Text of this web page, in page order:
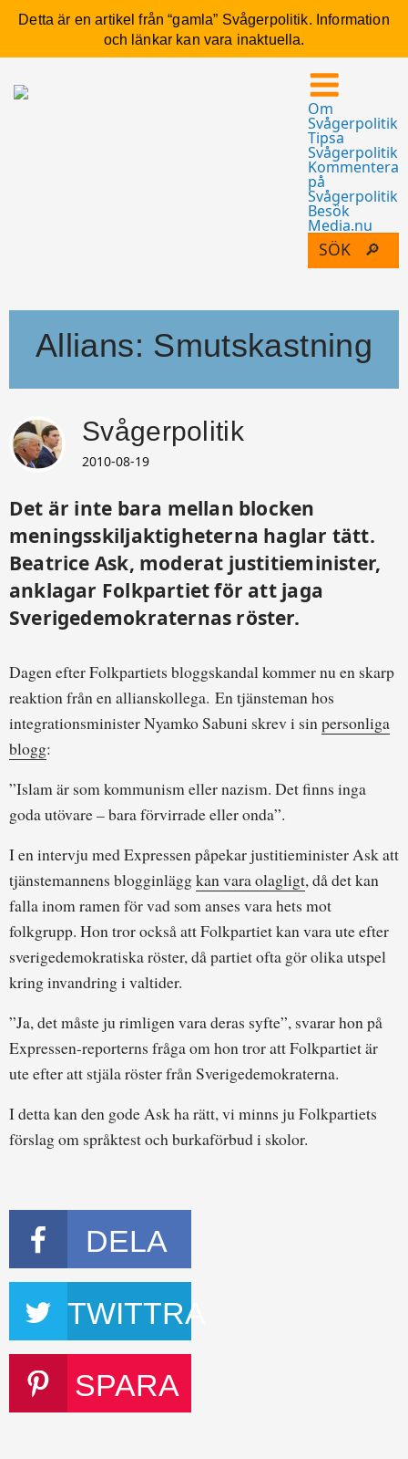
Detta är en artikel från “gamla” Svågerpolitik. Information
och länkar kan vara inaktuella.
Om
Svågerpolitik
Tipsa
Svågerpolitik
Kommentera
på
Svågerpolitik
Besök
Media.nu
Allians: Smutskastning
Svågerpolitik
2010-08-19
Det är inte bara mellan blocken
meningsskiljaktigheterna haglar tätt.
Beatrice Ask, moderat justitieminister,
anklagar Folkpartiet för att jaga
Sverigedemokraternas röster.
Dagen efter Folkpartiets bloggskandal kommer nu en skarp
reaktion från en allianskollega. En tjänsteman hos
integrationsminister Nyamko Sabuni skrev i sinpersonliga
blogg:
”Islam är som kommunism eller nazism. Det finns inga
goda utövare – bara förvirrade eller onda”.
I en intervju med Expressen påpekar justitieminister Ask att
tjänstemannens blogginläggkan vara olagligt, då det kan
falla inom ramen för vad som anses vara hets mot
folkgrupp. Hon tror också att Folkpartiet kan vara ute efter
sverigedemokratiska röster, då partiet ofta gör olika utspel
kring invandring i valtider.
”Ja, det måste ju rimligen vara deras syfte”, svarar hon på
Expressen-reporterns fråga om hon tror att Folkpartiet är
ute efter att stjäla röster från Sverigedemokraterna.
I detta kan den gode Ask ha rätt, vi minns ju Folkpartiets
förslag om språktest och burkaförbud i skolor.
DELA
TWITTRA
SPARA